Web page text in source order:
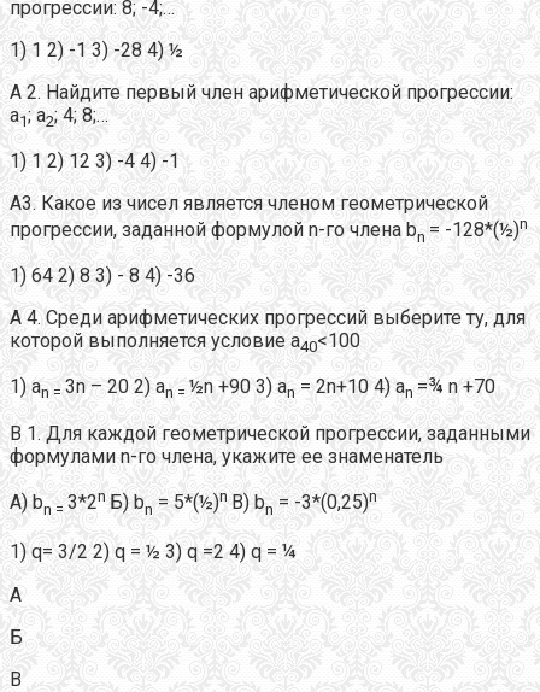
прогрессии: 8; -4;…
1) 1 2) -1 3) -28 4) ½
А 2. Найдите первый член арифметической прогрессии:
а1; а2; 4; 8;…
1) 1 2) 12 3) -4 4) -1
А3. Какое из чисел является членом геометрической
прогрессии, заданной формулой n-го члена bn = -128*(½)n
1) 64 2) 8 3) - 8 4) -36
А 4. Среди арифметических прогрессий выберите ту, для
которой выполняется условие а40<100
1) аn = 3n – 20 2) an = ½n +90 3) an = 2n+10 4) an =¾ n +70
В 1. Для каждой геометрической прогрессии, заданными
формулами n-го члена, укажите ее знаменатель
А) bn = 3*2n Б) bn = 5*(½)n B) bn = -3*(0,25)n
1) q= 3/2 2) q = ½ 3) q =2 4) q = ¼
А
Б
В